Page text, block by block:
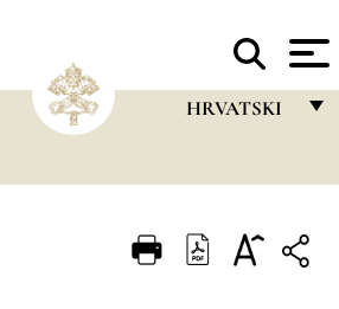
HRVATSKI
ITALIANO